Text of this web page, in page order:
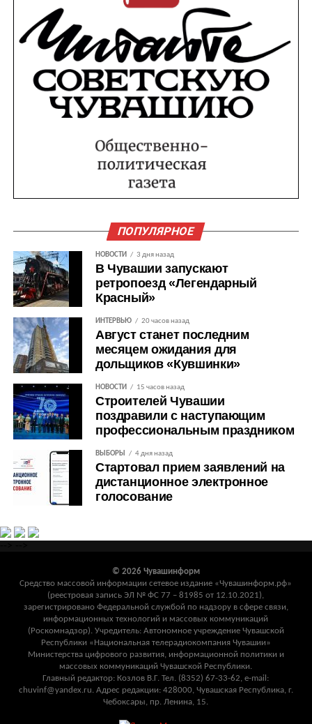
ПОПУЛЯРНОЕ
НОВОСТИ 3 дня назад
В Чувашии запускают
ретропоезд «Легендарный
Красный»
ИНТЕРВЬЮ 20 часов назад
Август станет последним
месяцем ожидания для
дольщиков «Кувшинки»
НОВОСТИ 15 часов назад
Строителей Чувашии
поздравили с наступающим
профессиональным праздником
ВЫБОРЫ 4 дня назад
Стартовал прием заявлений на
дистанционное электронное
голосование
© 2026 Чувашинформ
Средство массовой информации сетевое издание «Чувашинформ.рф»
(реестровая запись ЭЛ № ФС 77 – 81985 от 12.10.2021),
зарегистрировано Федеральной службой по надзору в сфере связи,
информационных технологий и массовых коммуникаций
(Роскомнадзор). Учредитель: Автономное учреждение Чувашской
Республики «Национальная телерадиокомпания Чувашии»
Министерства цифрового развития, информационной политики и
массовых коммуникаций Чувашской Республики.
Главный редактор: Козлов В.Г. Тел. (8352) 67-33-62, e-mail:
chuvinf@yandex.ru. Адрес редакции: 428000, Чувашская Республика, г.
Чебоксары, пр. Ленина, 15.